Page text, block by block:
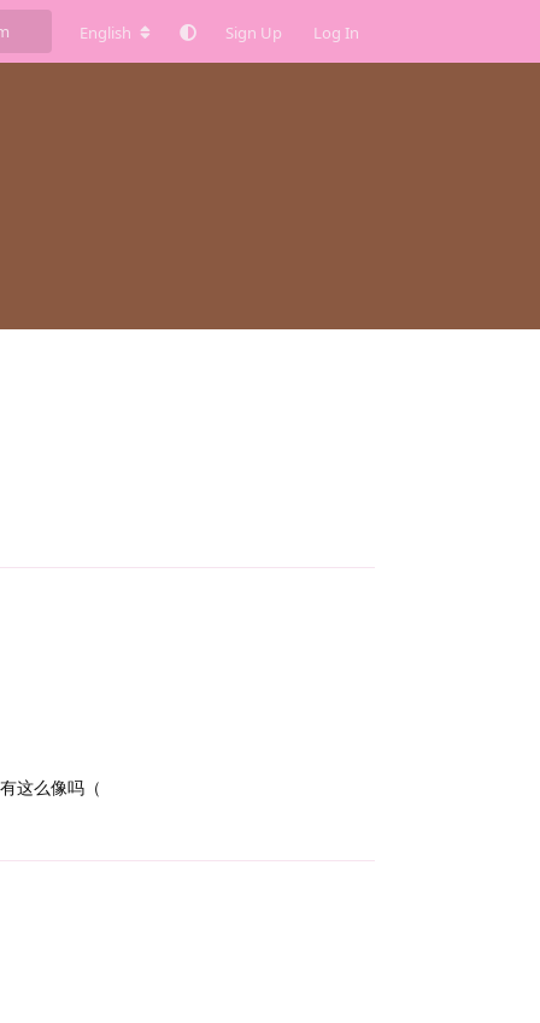
English Sign Up Log In
这么像吗（